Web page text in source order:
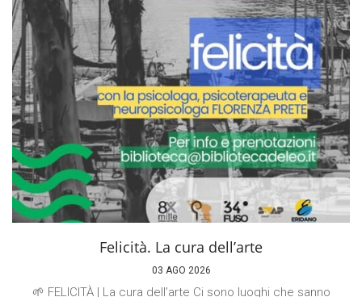
Felicità. La cura dell’arte
03 AGO 2026
🌱 FELICITÀ | La cura dell’arte Ci sono luoghi che sanno